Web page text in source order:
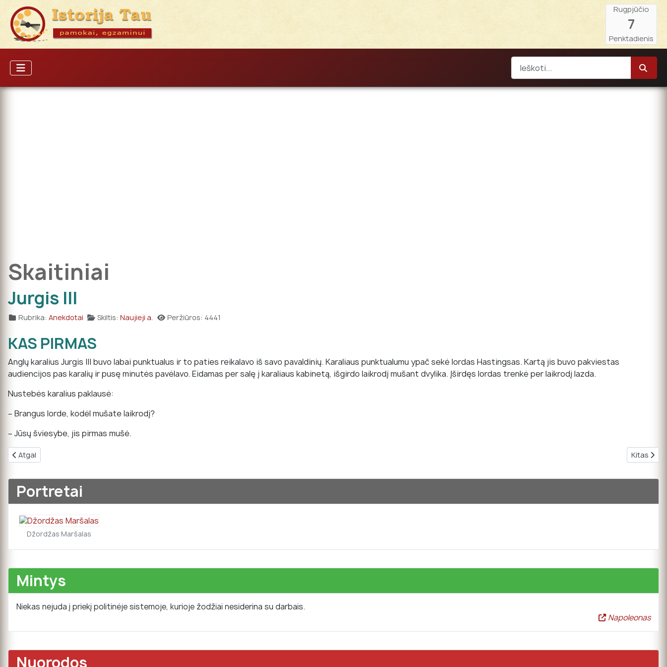
Rugpjūčio
7
Penktadienis
Skaitiniai
Jurgis III
Rubrika: Anekdotai Skiltis: Naujieji a. Peržiūros: 4441
KAS PIRMAS
Anglų karalius Jurgis III buvo labai punktualus ir to paties reikalavo iš savo pavaldinių. Karaliaus punktualumu ypač sekė lordas Hastingsas. Kartą jis buvo pakviestas
audiencijos pas karalių ir pusę minutės pavėlavo. Eidamas per salę į karaliaus kabinetą, išgirdo laikrodį mušant dvylika. Įširdęs lordas trenkė per laikrodį lazda.
Nustebės karalius paklausė:
– Brangus lorde, kodėl mušate laikrodį?
– Jūsų šviesybe, jis pirmas mušė.
Ankstesnis straipsnis: Jurgis II
Atgal Kitas
Kitas
Portretai
Džordžas Maršalas
Mintys
Niekas nejuda į priekį politinėje sistemoje, kurioje žodžiai nesiderina su darbais.
Napoleonas
Nuorodos